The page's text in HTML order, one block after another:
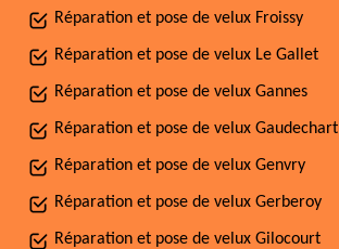
Réparation et pose de velux Froissy
Réparation et pose de velux Le Gallet
Réparation et pose de velux Gannes
Réparation et pose de velux Gaudechart
Réparation et pose de velux Genvry
Réparation et pose de velux Gerberoy
Réparation et pose de velux Gilocourt